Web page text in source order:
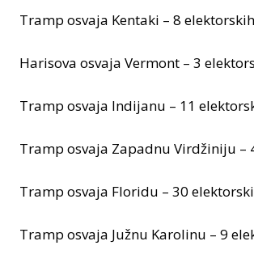
Tramp osvaja Kentaki – 8
Harisova osvaja Vermont – 3
Tramp osvaja Indijanu – 11
Tramp osvaja Zapadnu Virdžiniju –
Tramp osvaja Floridu – 30
Tramp osvaja Južnu Karolinu – 9